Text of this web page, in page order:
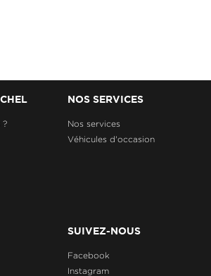
?
NOS SERVICES
Nos services
Véhicules d'occasion
SUIVEZ-NOUS
Facebook
Instagram